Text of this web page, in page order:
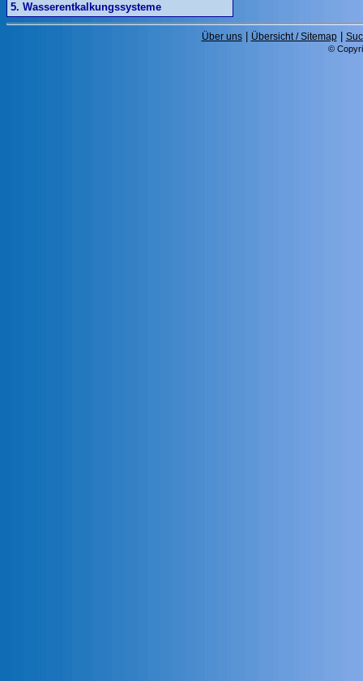
5. Wasserentkalkungssysteme
Über uns| Übersicht / Sitemap|
©